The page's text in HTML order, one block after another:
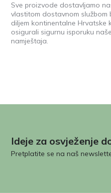
Sve proizvode dostavljamo
vlastitom dostavnom službom
diljem kontinentalne Hrvatske
osigurali sigurnu isporuku
namještaja.
Ideje za osvježenje
Pretplatite se na naš